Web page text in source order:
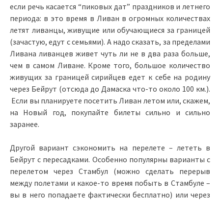
если речь касается “пиковых дат” праздников и летнего
периода: в это время в Ливан в огромных количествах
летят ливанцы, живущие или обучающиеся за границей
(зачастую, едут с семьями). А надо сказать, за пределами
Ливана ливанцев живет чуть ли не в два раза больше,
чем в самом Ливане. Кроме того, большое количество
живущих за границей сирийцев едет к себе на родину
через Бейрут (отсюда до Дамаска что-то около 100 км.).
Если вы планируете посетить Ливан летом или, скажем,
на Новый год, покупайте билеты сильно и сильно
заранее.
Другой вариант сэкономить на перелете – лететь в
Бейрут с пересадками. Особенно популярны варианты с
перелетом через Стамбул (можно сделать перерыв
между полетами и какое-то время побыть в Стамбуле –
вы в него попадаете фактически бесплатно) или через